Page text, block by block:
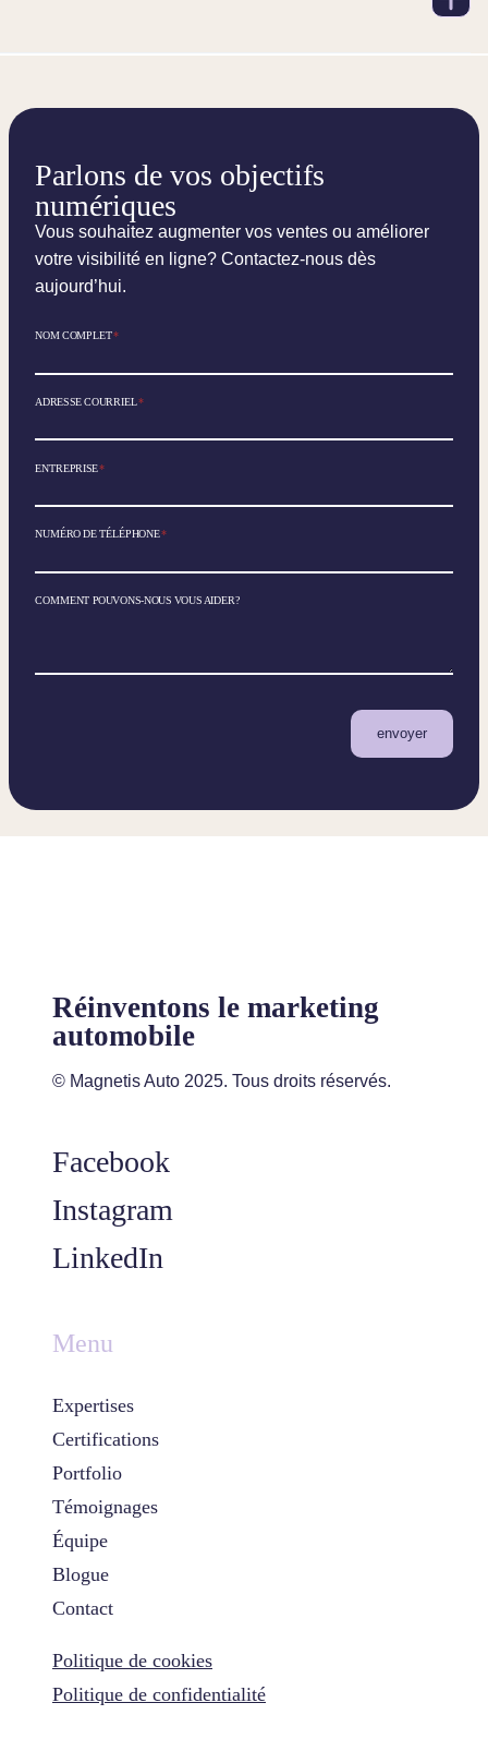
Parlons de vos objectifs
numériques
Vous souhaitez augmenter vos ventes ou améliorer
votre visibilité en ligne? Contactez-nous dès
aujourd’hui.
NOM COMPLET*
ADRESSE COURRIEL*
ENTREPRISE*
NUMÉRO DE TÉLÉPHONE*
COMMENT POUVONS-NOUS VOUS AIDER?
envoyer
Réinventons le marketing
automobile
© Magnetis Auto 2025. Tous droits réservés.
Facebook
Instagram
LinkedIn
Menu
Expertises
Certifications
Portfolio
Témoignages
Équipe
Blogue
Contact
Politique de cookies
Politique de confidentialité